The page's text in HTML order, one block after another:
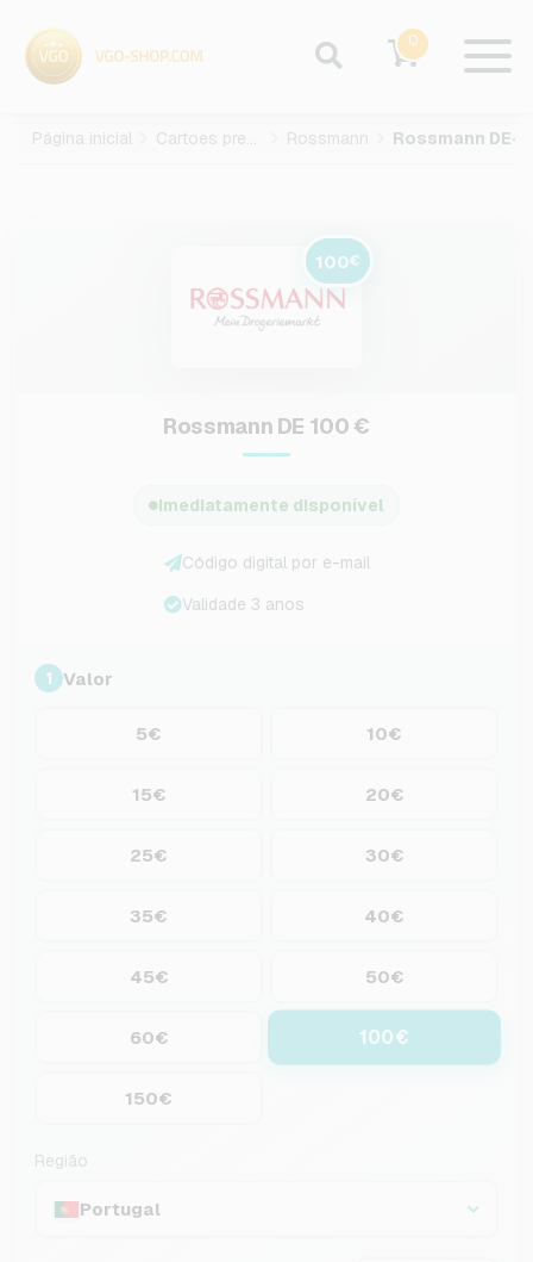
0
Página inicial Cartoes presente Rossmann
100€
Rossmann DE 100 €
Imediatamente disponível
Código digital por e-mail
Validade 3 anos
1 Valor
5€ 10€
15€ 20€
25€ 30€
35€ 40€
45€ 50€
60€ 100€
150€
Região
Portugal